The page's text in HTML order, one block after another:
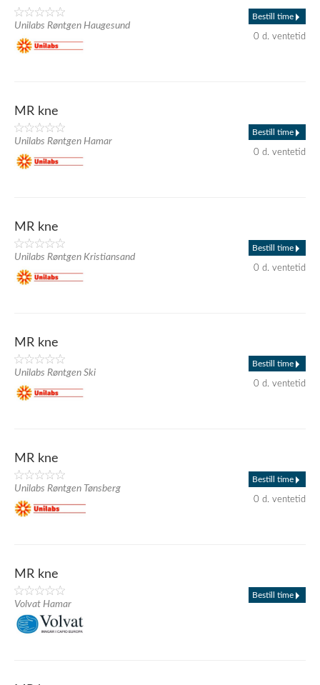
Unilabs Røntgen Haugesund
Bestill time
0 d. ventetid
MR kne
Unilabs Røntgen Hamar
Bestill time
0 d. ventetid
MR kne
Unilabs Røntgen Kristiansand
Bestill time
0 d. ventetid
MR kne
Unilabs Røntgen Ski
Bestill time
0 d. ventetid
MR kne
Unilabs Røntgen Tønsberg
Bestill time
0 d. ventetid
MR kne
Volvat Hamar
Bestill time